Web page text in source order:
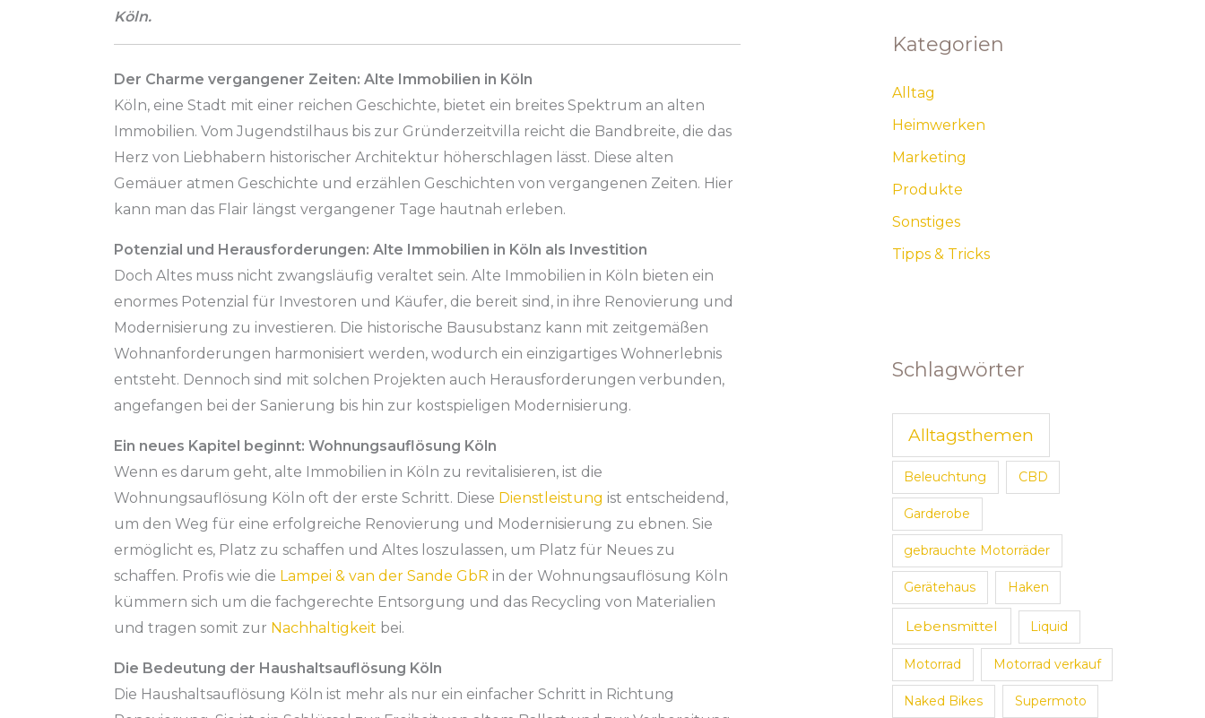
Köln.
Der Charme vergangener Zeiten: Alte Immobilien in Köln
Köln, eine Stadt mit einer reichen Geschichte, bietet ein breites Spektrum an alten
Immobilien. Vom Jugendstilhaus bis zur Gründerzeitvilla reicht die Bandbreite, die das
Herz von Liebhabern historischer Architektur höherschlagen lässt. Diese alten
Gemäuer atmen Geschichte und erzählen Geschichten von vergangenen Zeiten. Hier
kann man das Flair längst vergangener Tage hautnah erleben.
Potenzial und Herausforderungen: Alte Immobilien in Köln als Investition
Doch Altes muss nicht zwangsläufig veraltet sein. Alte Immobilien in Köln bieten ein
enormes Potenzial für Investoren und Käufer, die bereit sind, in ihre Renovierung und
Modernisierung zu investieren. Die historische Bausubstanz kann mit zeitgemäßen
Wohnanforderungen harmonisiert werden, wodurch ein einzigartiges Wohnerlebnis
entsteht. Dennoch sind mit solchen Projekten auch Herausforderungen verbunden,
angefangen bei der Sanierung bis hin zur kostspieligen Modernisierung.
Ein neues Kapitel beginnt: Wohnungsauflösung Köln
Wenn es darum geht, alte Immobilien in Köln zu revitalisieren, ist die
Wohnungsauflösung Köln oft der erste Schritt. Diese Dienstleistung ist entscheidend,
um den Weg für eine erfolgreiche Renovierung und Modernisierung zu ebnen. Sie
ermöglicht es, Platz zu schaffen und Altes loszulassen, um Platz für Neues zu
schaffen. Profis wie die Lampei & van der Sande GbR in der Wohnungsauflösung Köln
kümmern sich um die fachgerechte Entsorgung und das Recycling von Materialien
und tragen somit zur Nachhaltigkeit bei.
Die Bedeutung der Haushaltsauflösung Köln
Die Haushaltsauflösung Köln ist mehr als nur ein einfacher Schritt in Richtung
Kategorien
Alltag
Heimwerken
Marketing
Produkte
Sonstiges
Tipps & Tricks
Schlagwörter
Alltagsthemen
Beleuchtung CBD
Garderobe
gebrauchte Motorräder
Gerätehaus Haken
Lebensmittel Liquid
Motorrad Motorrad verkauf
Naked Bikes Supermoto